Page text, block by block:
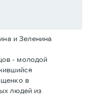
и Зеленина
- молодой
в
людей из